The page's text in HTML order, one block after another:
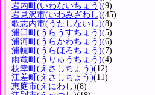
岩内町 (いわないちょう)(9)
岩見沢市(いわみざわし)(45)
歌志内市(うたしないし)(8)
浦臼町 (うらうすちょう)(5)
浦河町 (うらかわちょう)(6)
浦幌町 (うらほろちょう)(7)
雨竜町 (うりゅうちょう)(4)
枝幸町 (えさしちょう)(12)
江差町 (えさしちょう)(11)
恵庭市(えにわし)(8)